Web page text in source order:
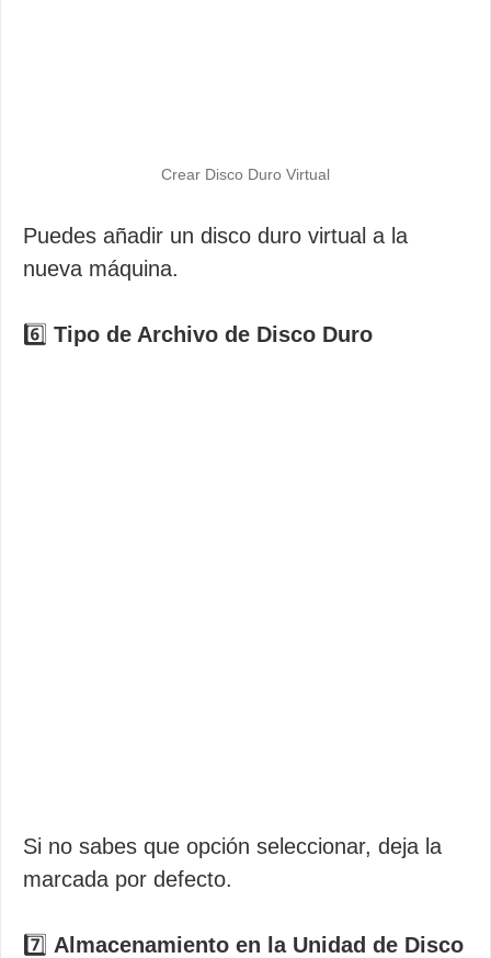
Crear Disco Duro Virtual
Puedes añadir un disco duro virtual a la
nueva máquina.
6️⃣ Tipo de Archivo de Disco Duro
Si no sabes que opción seleccionar, deja la
marcada por defecto.
7️⃣ Almacenamiento en la Unidad de Disco